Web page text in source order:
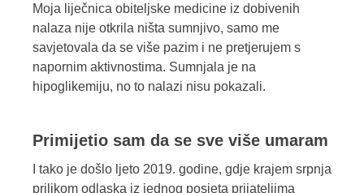
Moja liječnica obiteljske medicine iz dobivenih
nalaza nije otkrila ništa sumnjivo, samo me
savjetovala da se više pazim i ne pretjerujem s
napornim aktivnostima. Sumnjala je na
hipoglikemiju, no to nalazi nisu pokazali.
Primijetio sam da se sve više umaram
I tako je došlo ljeto 2019. godine, gdje krajem srpnja
prilikom odlaska iz jednog posjeta prijateljima